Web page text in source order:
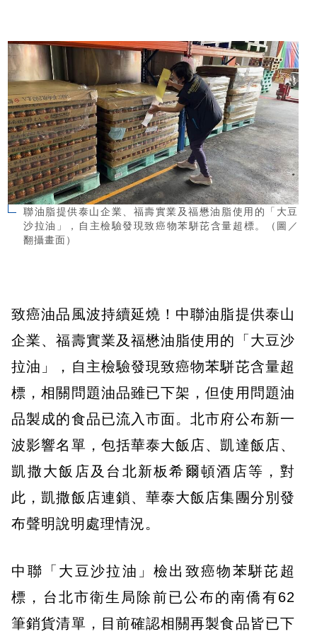
聯油脂提供泰山企業、福壽實業及福懋油脂使用的「大豆
沙拉油」，自主檢驗發現致癌物苯駢芘含量超標。（圖／
翻攝畫面）
致癌油品風波持續延燒！中聯油脂提供泰山
企業、福壽實業及福懋油脂使用的「大豆沙
拉油」，自主檢驗發現致癌物苯駢芘含量超
標，相關問題油品雖已下架，但使用問題油
品製成的食品已流入市面。北市府公布新一
波影響名單，包括華泰大飯店、凱達飯店、
凱撒大飯店及台北新板希爾頓酒店等，對
此，凱撒飯店連鎖、華泰大飯店集團分別發
布聲明說明處理情況。
中聯「大豆沙拉油」檢出致癌物苯駢芘超
標，台北市衛生局除前已公布的南僑有62
筆銷貨清單，目前確認相關再製食品皆已下